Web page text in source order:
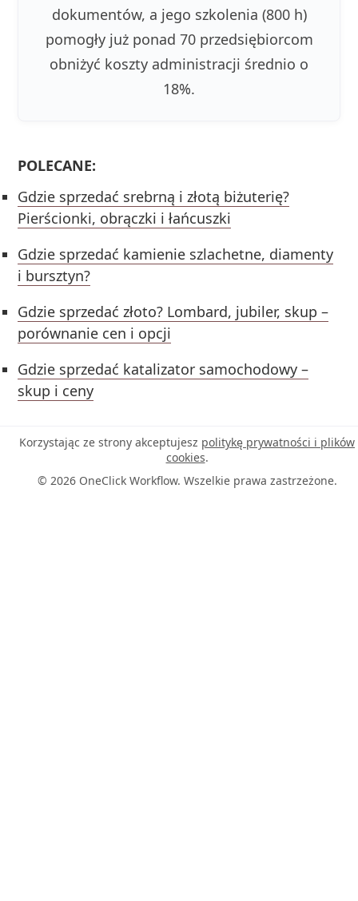
dokumentów, a jego szkolenia (800 h)
pomogły już ponad 70 przedsiębiorcom
obniżyć koszty administracji średnio o
18%.
POLECANE:
Gdzie sprzedać srebrną i złotą biżuterię?
Pierścionki, obrączki i łańcuszki
Gdzie sprzedać kamienie szlachetne, diamenty
i bursztyn?
Gdzie sprzedać złoto? Lombard, jubiler, skup –
porównanie cen i opcji
Gdzie sprzedać katalizator samochodowy –
skup i ceny
Korzystając ze strony akceptujesz politykę prywatności i plików
cookies.
© 2026 OneClick Workflow. Wszelkie prawa zastrzeżone.